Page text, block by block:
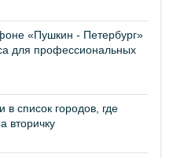
«Пушкин - Петербург»
для профессиональных
список городов, где
вторичку